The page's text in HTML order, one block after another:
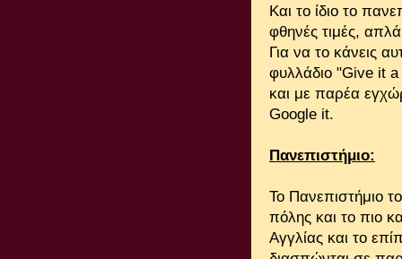
Και το ίδιο το
φθηνές τιμές,
Για να το κάνεις
φυλλάδιο "Give it
και με παρέα
Google it.
Πανεπιστήμιο:
Το Πανεπιστήμιο
πόλης και το πιο
Αγγλίας και το